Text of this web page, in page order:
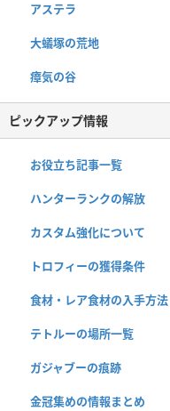
アステラ
大蟻塚の荒地
瘴気の谷
ピックアップ情報
お役立ち記事一覧
ハンターランクの解放
カスタム強化について
トロフィーの獲得条件
食材・レア食材の入手方法
テトルーの場所一覧
ガジャブーの痕跡
金冠集めの情報まとめ